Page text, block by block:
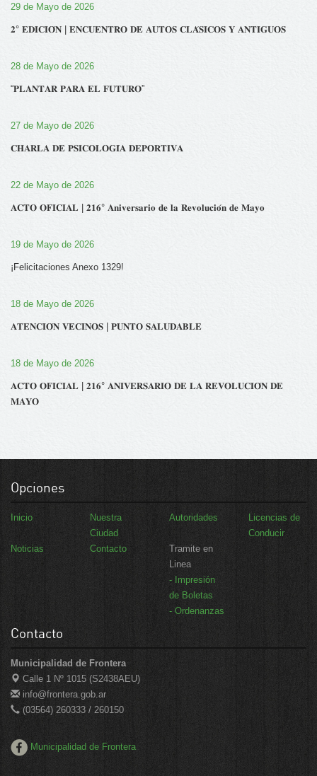
29 de Mayo de 2026
𝟐° 𝐄𝐃𝐈𝐂𝐈𝐎́𝐍 | 𝐄𝐍𝐂𝐔𝐄𝐍𝐓𝐑𝐎 𝐃𝐄 𝐀𝐔𝐓𝐎𝐒 𝐂𝐋𝐀́𝐒𝐈𝐂𝐎𝐒 𝐘 𝐀𝐍𝐓𝐈𝐆𝐔𝐎𝐒
28 de Mayo de 2026
“𝐏𝐋𝐀𝐍𝐓𝐀𝐑 𝐏𝐀𝐑𝐀 𝐄𝐋 𝐅𝐔𝐓𝐔𝐑𝐎”
27 de Mayo de 2026
𝐂𝐇𝐀𝐑𝐋𝐀 𝐃𝐄 𝐏𝐒𝐈𝐂𝐎𝐋𝐎𝐆𝐈́𝐀 𝐃𝐄𝐏𝐎𝐑𝐓𝐈𝐕𝐀
22 de Mayo de 2026
𝐀𝐂𝐓𝐎 𝐎𝐅𝐈𝐂𝐈𝐀𝐋 | 𝟐𝟏𝟔° 𝐀𝐧𝐢𝐯𝐞𝐫𝐬𝐚𝐫𝐢𝐨 𝐝𝐞 𝐥𝐚 𝐑𝐞𝐯𝐨𝐥𝐮𝐜𝐢𝐨́𝐧 𝐝𝐞 𝐌𝐚𝐲𝐨
19 de Mayo de 2026
¡Felicitaciones Anexo 1329!
18 de Mayo de 2026
𝐀𝐓𝐄𝐍𝐂𝐈𝐎́𝐍 𝐕𝐄𝐂𝐈𝐍𝐎𝐒 | 𝐏𝐔𝐍𝐓𝐎 𝐒𝐀𝐋𝐔𝐃𝐀𝐁𝐋𝐄
18 de Mayo de 2026
𝐀𝐂𝐓𝐎 𝐎𝐅𝐈𝐂𝐈𝐀𝐋 | 𝟐𝟏𝟔° 𝐀𝐍𝐈𝐕𝐄𝐑𝐒𝐀𝐑𝐈𝐎 𝐃𝐄 𝐋𝐀 𝐑𝐄𝐕𝐎𝐋𝐔𝐂𝐈𝐎́𝐍 𝐃𝐄
𝐌𝐀𝐘𝐎
Opciones
Inicio
Nuestra
Ciudad
Autoridades
Licencias de
Conducir
Noticias
Contacto
Tramite en
Linea
- Impresión
de Boletas
- Ordenanzas
Contacto
Municipalidad de Frontera
Calle 1 Nº 1015 (S2438AEU)
info@frontera.gob.ar
(03564) 260333 / 260150
Municipalidad de Frontera